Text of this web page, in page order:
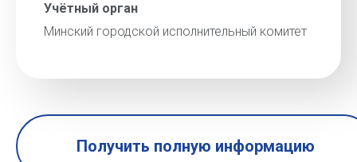
Учётный орган
Минский городской исполнительный комитет
Получить полную информацию